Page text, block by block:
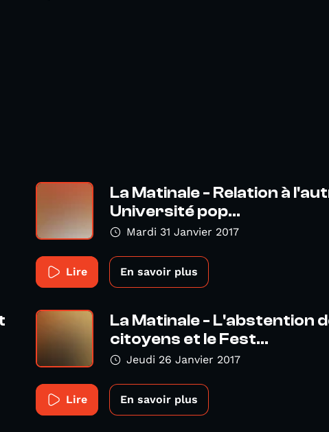
La Matinale - Relation à
Université pop...
Mardi 31 Janvier 2017
Lire En savoir plus
La Matinale - L'abstention
citoyens et le Fest...
Jeudi 26 Janvier 2017
Lire En savoir plus